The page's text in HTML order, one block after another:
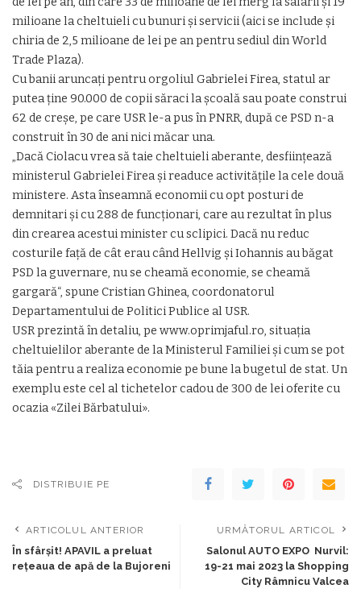
milioane la cheltuieli cu bunuri și servicii (aici se include și
chiria de 2,5 milioane de lei pe an pentru sediul din World
Trade Plaza).
Cu banii aruncați pentru orgoliul Gabrielei Firea, statul ar
putea ține 90.000 de copii săraci la școală sau poate construi
62 de creșe, pe care USR le-a pus în PNRR, după ce PSD n-a
construit în 30 de ani nici măcar una.
„Dacă Ciolacu vrea să taie cheltuieli aberante, desființează
ministerul Gabrielei Firea și readuce activitățile la cele două
ministere. Asta înseamnă economii cu opt posturi de
demnitari și cu 288 de funcționari, care au rezultat în plus
din crearea acestui minister cu sclipici. Dacă nu reduc
costurile față de cât erau când Hellvig și Iohannis au băgat
PSD la guvernare, nu se cheamă economie, se cheamă
gargară“, spune Cristian Ghinea, coordonatorul
Departamentului de Politici Publice al USR.
USR prezintă în detaliu, pe www.oprimjaful.ro, situația
cheltuielilor aberante de la Ministerul Familiei și cum se pot
tăia pentru a realiza economie pe bune la bugetul de stat. Un
exemplu este cel al tichetelor cadou de 300 de lei oferite cu
ocazia «Zilei Bărbatului».
DISTRIBUIE PE
ARTICOLUL ANTERIOR
În sfârșit! APAVIL a preluat
rețeaua de apă de la Bujoreni
URMĂTORUL ARTICOL
Salonul AUTO EXPO Nurvil:
19-21 mai 2023 la Shopping
City Râmnicu Valcea